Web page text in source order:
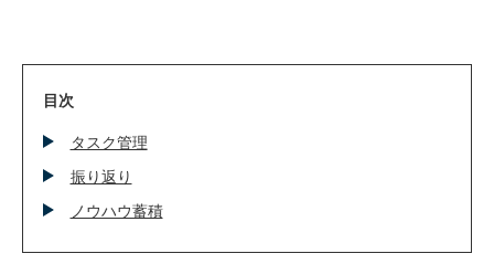
目次
タスク管理
振り返り
ノウハウ蓄積